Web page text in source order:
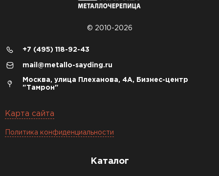
© 2010-2026
+7 (495) 118-92-43
mail@metallo-sayding.ru
Москва, улица Плеханова, 4А, Бизнес-центр
"Тамрон"
Карта сайта
Политика конфиденциальности
Каталог